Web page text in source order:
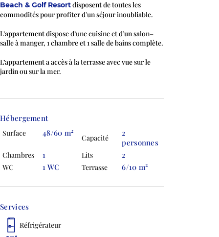
Beach & Golf Resortdisposent de toutes les
commodités pour profiter d’un séjour inoubliable.
L’appartement dispose d’une cuisine et d’un salon–
salle à manger, 1 chambre et 1 salle de bains complète.
L’appartement a accès à la terrasse avec vue sur le
jardin ou sur la mer.
Hébergement
Surface 48/60 m2
Capacité
2
personnes
Chambres 1 Lits 2
WC 1 WC Terrasse 6/10 m2
Services
Réfrigérateur